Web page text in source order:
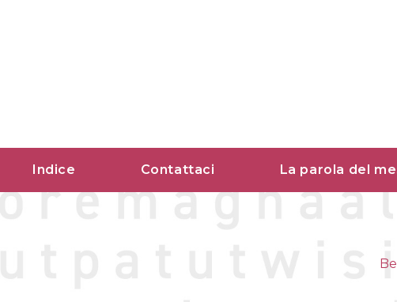
Indice Contattaci La parola del